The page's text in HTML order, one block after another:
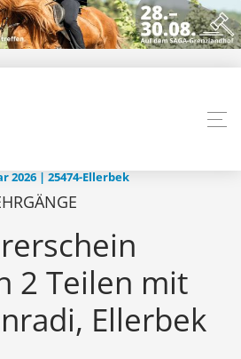
2026 | 25474-Ellerbek
2 Teilen mit
Ellerbek